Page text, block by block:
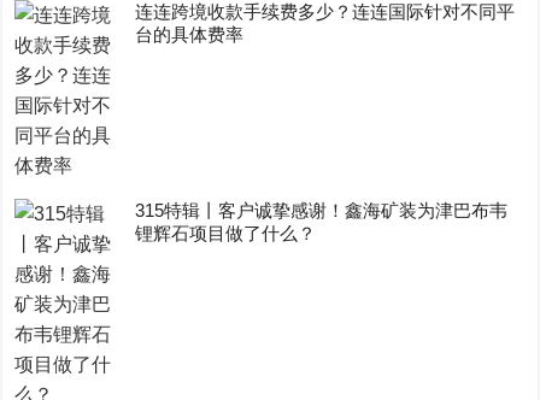
连连跨境收款手续费多少？连连国际针对不同平
台的具体费率
315特辑丨客户诚挚感谢！鑫海矿装为津巴布韦
锂辉石项目做了什么？